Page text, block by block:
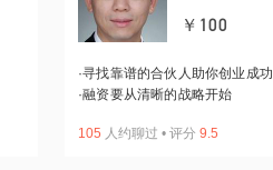
￥100
·寻找靠谱的合伙人助你创业成功
·融资要从清晰的战略开始
105 人约聊过 • 评分 9.5